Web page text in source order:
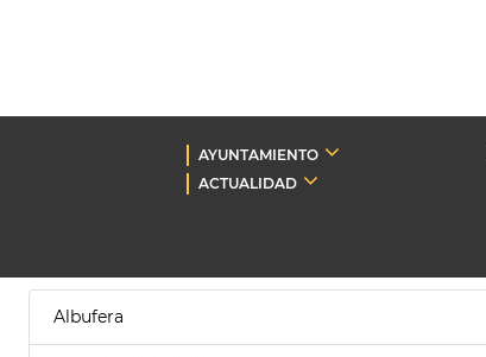
AYUNTAMIENTO
ACTUALIDAD
Albufera